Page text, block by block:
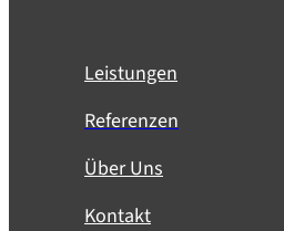
Leistungen
Referenzen
Über Uns
Kontakt